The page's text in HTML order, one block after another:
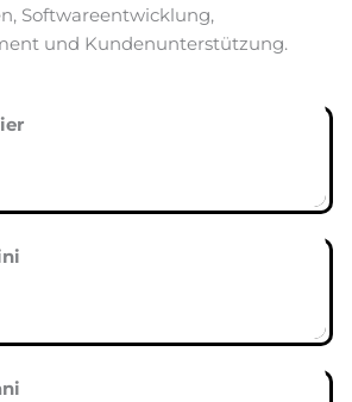
Softwareentwicklung,
und Kundenunterstützung.